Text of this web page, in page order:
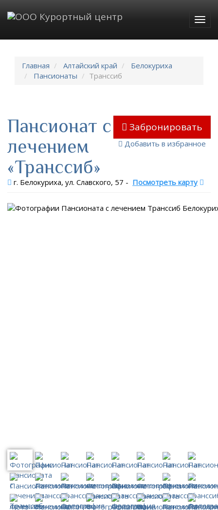
Главная Алтайский край
Белокуриха
Пансионаты
Транссиб
Забронировать
Добавить в избранное
Пансионат с
лечением
«Транссиб»
г. Белокуриха, ул. Славского, 57 - Посмотреть карту